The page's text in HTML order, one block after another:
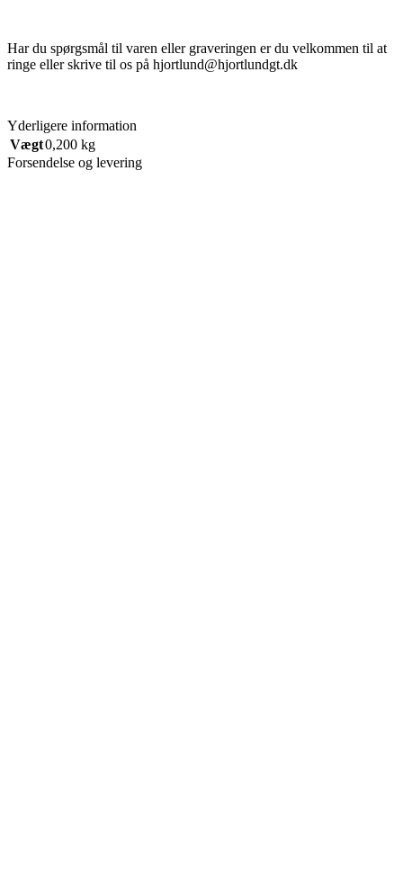
Har du spørgsmål til varen eller graveringen er du velkommen til at
ringe eller skrive til os på hjortlund@hjortlundgt.dk
Yderligere information
Vægt0,200 kg
Forsendelse og levering